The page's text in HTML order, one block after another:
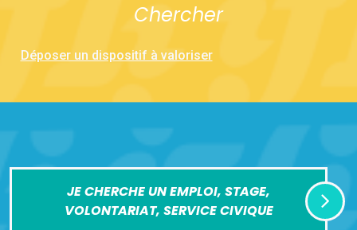
Chercher
Déposer un dispositif à valoriser
JE CHERCHE UN EMPLOI, STAGE,
VOLONTARIAT, SERVICE CIVIQUE